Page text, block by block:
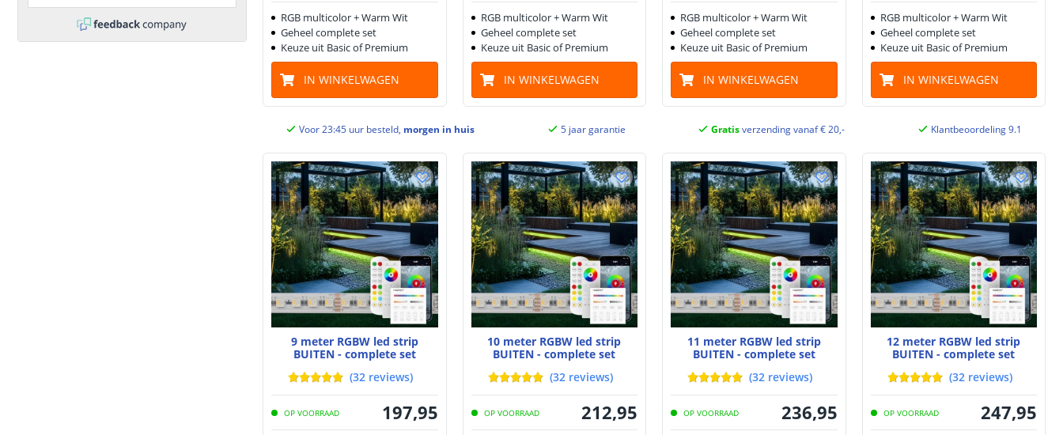
RGB multicolor + Warm Wit
Geheel complete set
Keuze uit Basic of Premium
IN WINKELWAGEN
RGB multicolor + Warm Wit
Geheel complete set
Keuze uit Basic of Premium
IN WINKELWAGEN
RGB multicolor + Warm Wit
Geheel complete set
Keuze uit Basic of Premium
IN WINKELWAGEN
RGB multicolor + Warm Wit
Geheel complete set
Keuze uit Basic of Premium
IN WINKELWAGEN
Voor 23:45 uur besteld, morgen in huis 5 jaar garantie Gratisverzending vanaf € 20,- Klantbeoordeling 9.1
9 meter RGBW led strip
BUITEN - complete set
(32 reviews)
OP VOORRAAD 197,95
10 meter RGBW led strip
BUITEN - complete set
(32 reviews)
OP VOORRAAD 212,95
11 meter RGBW led strip
BUITEN - complete set
(32 reviews)
OP VOORRAAD 236,95
12 meter RGBW led strip
BUITEN - complete set
(32 reviews)
OP VOORRAAD 247,95